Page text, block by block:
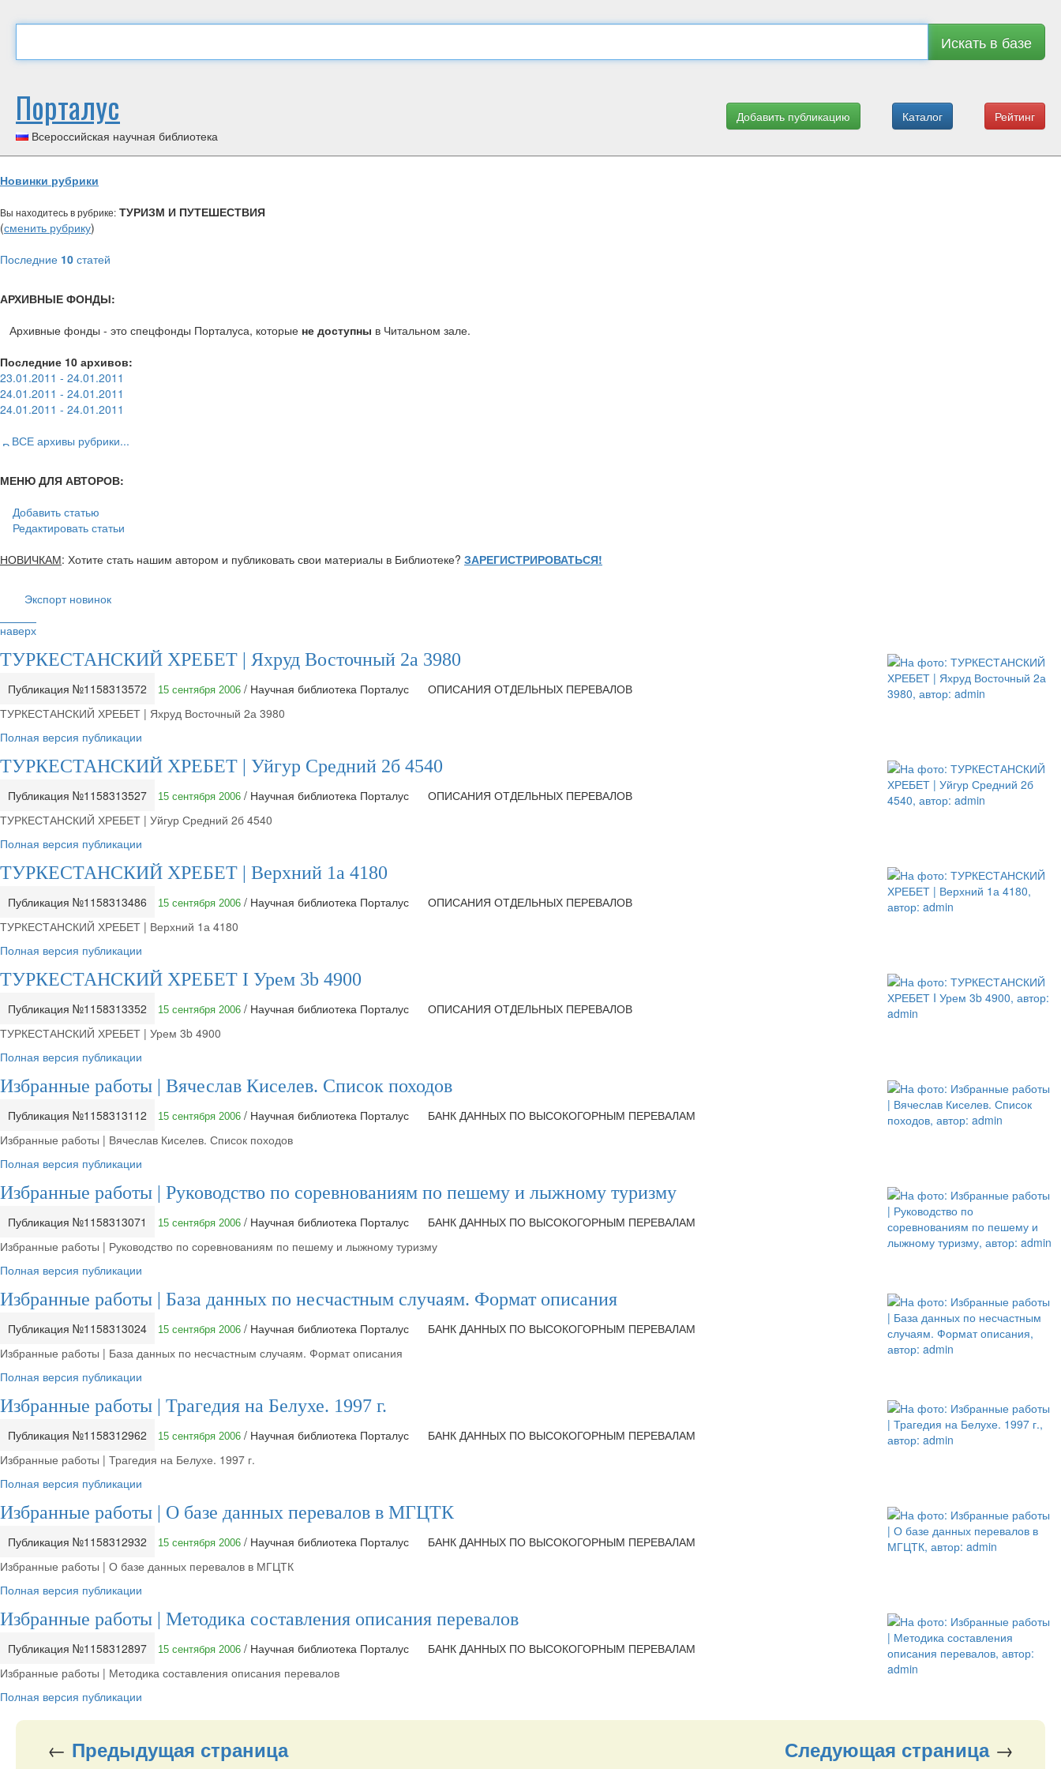
Искать в базе
Рейтинг
Каталог
Добавить публикацию
Порталус
Всероссийская научная библиотека
Новинки рубрики
Вы находитесь в рубрике: ТУРИЗМ И ПУТЕШЕСТВИЯ
(сменить рубрику)
Последние 10 статей
АРХИВНЫЕ ФОНДЫ:
Архивные фонды - это спецфонды Порталуса, которые не доступны в Читальном зале.
Последние 10 архивов:
23.01.2011 - 24.01.2011
24.01.2011 - 24.01.2011
24.01.2011 - 24.01.2011
ВСЕ архивы рубрики...
МЕНЮ ДЛЯ АВТОРОВ:
Добавить статью
Редактировать статьи
НОВИЧКАМ: Хотите стать нашим автором и публиковать свои материалы в Библиотеке? ЗАРЕГИСТРИРОВАТЬСЯ!
Экспорт новинок
наверх
ТУРКЕСТАНСКИЙ ХРЕБЕТ | Яхруд Восточный 2а 3980
Публикация №1158313572 15 сентября 2006 / Научная библиотека Порталус
ОПИСАНИЯ ОТДЕЛЬНЫХ ПЕРЕВАЛОВ
ТУРКЕСТАНСКИЙ ХРЕБЕТ | Яхруд Восточный 2а 3980
Полная версия публикации
ТУРКЕСТАНСКИЙ ХРЕБЕТ | Уйгур Средний 2б 4540
Публикация №1158313527 15 сентября 2006 / Научная библиотека Порталус
ОПИСАНИЯ ОТДЕЛЬНЫХ ПЕРЕВАЛОВ
ТУРКЕСТАНСКИЙ ХРЕБЕТ | Уйгур Средний 2б 4540
Полная версия публикации
ТУРКЕСТАНСКИЙ ХРЕБЕТ | Верхний 1а 4180
Публикация №1158313486 15 сентября 2006 / Научная библиотека Порталус
ОПИСАНИЯ ОТДЕЛЬНЫХ ПЕРЕВАЛОВ
ТУРКЕСТАНСКИЙ ХРЕБЕТ | Верхний 1а 4180
Полная версия публикации
ТУРКЕСТАНСКИЙ ХРЕБЕТ I Урем 3b 4900
Публикация №1158313352 15 сентября 2006 / Научная библиотека Порталус
ОПИСАНИЯ ОТДЕЛЬНЫХ ПЕРЕВАЛОВ
ТУРКЕСТАНСКИЙ ХРЕБЕТ | Урем 3b 4900
Полная версия публикации
Избранные работы | Вячеслав Киселев. Список походов
Публикация №1158313112 15 сентября 2006 / Научная библиотека Порталус
БАНК ДАННЫХ ПО ВЫСОКОГОРНЫМ ПЕРЕВАЛАМ
Избранные работы | Вячеслав Киселев. Список походов
Полная версия публикации
Избранные работы | Руководство по соревнованиям по пешему и лыжному туризму
Публикация №1158313071 15 сентября 2006 / Научная библиотека Порталус
БАНК ДАННЫХ ПО ВЫСОКОГОРНЫМ ПЕРЕВАЛАМ
Избранные работы | Руководство по соревнованиям по пешему и лыжному туризму
Полная версия публикации
Избранные работы | База данных по несчастным случаям. Формат описания
Публикация №1158313024 15 сентября 2006 / Научная библиотека Порталус
БАНК ДАННЫХ ПО ВЫСОКОГОРНЫМ ПЕРЕВАЛАМ
Избранные работы | База данных по несчастным случаям. Формат описания
Полная версия публикации
Избранные работы | Трагедия на Белухе. 1997 г.
Публикация №1158312962 15 сентября 2006 / Научная библиотека Порталус
БАНК ДАННЫХ ПО ВЫСОКОГОРНЫМ ПЕРЕВАЛАМ
Избранные работы | Трагедия на Белухе. 1997 г.
Полная версия публикации
Избранные работы | О базе данных перевалов в МГЦТК
Публикация №1158312932 15 сентября 2006 / Научная библиотека Порталус
БАНК ДАННЫХ ПО ВЫСОКОГОРНЫМ ПЕРЕВАЛАМ
Избранные работы | О базе данных перевалов в МГЦТК
Полная версия публикации
Избранные работы | Методика составления описания перевалов
Публикация №1158312897 15 сентября 2006 / Научная библиотека Порталус
БАНК ДАННЫХ ПО ВЫСОКОГОРНЫМ ПЕРЕВАЛАМ
Избранные работы | Методика составления описания перевалов
Полная версия публикации
← Предыдущая страница Следующая страница→